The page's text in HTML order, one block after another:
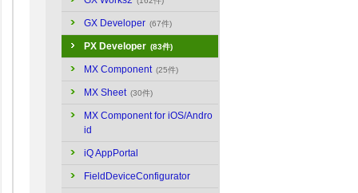
GX Developer (67件)
PX Developer (83件)
MX Component (25件)
MX Sheet (30件)
MX Component for iOS/Andro
id
iQ AppPortal
FieldDeviceConfigurator